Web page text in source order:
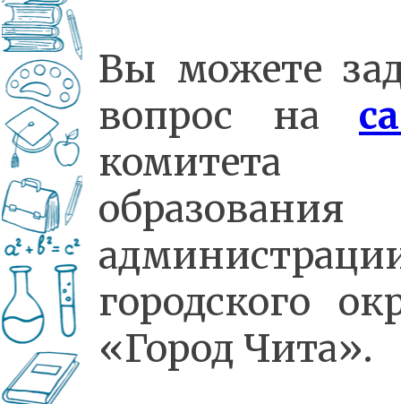
Вы можете
вопрос на
комитета
образования
городского
«Город Чита».